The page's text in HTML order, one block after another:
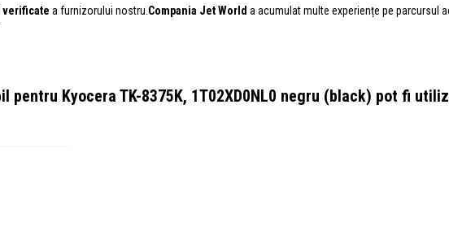
a furnizorului nostru.Compania Jet World a acumulat multe experiențe pe parcursul
pentru Kyocera TK-8375K, 1T02XD0NL0 negru (black) pot fi